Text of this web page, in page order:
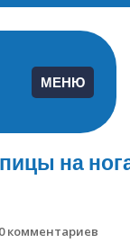
МЕНЮ
на
0 комментариев